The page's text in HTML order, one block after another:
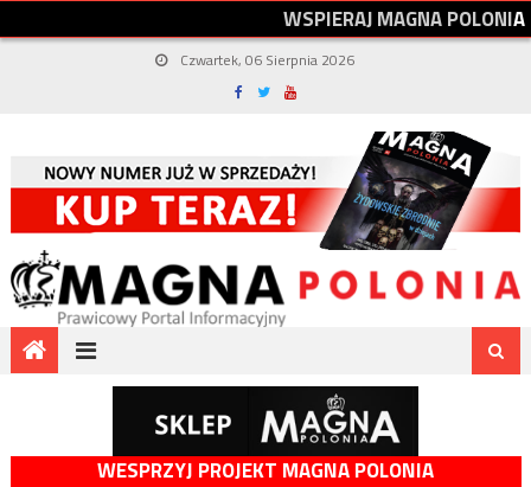
WSPIERAJMAGNAPOLONIA
Czwartek, 06 Sierpnia 2026
WESPRZYJ PROJEKT MAGNA POLONIA